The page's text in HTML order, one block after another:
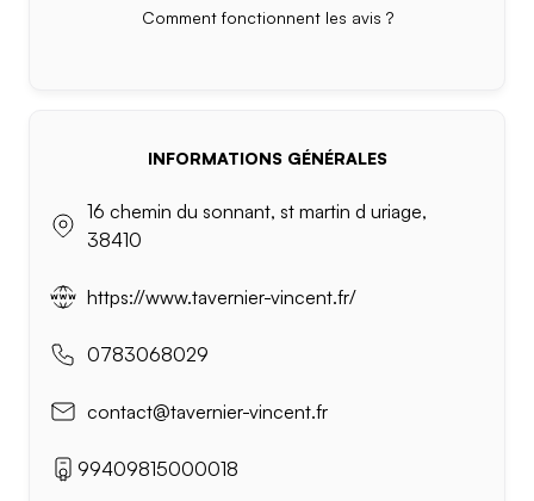
Comment fonctionnent les avis ?
INFORMATIONS GÉNÉRALES
16 chemin du sonnant, st martin d uriage,
38410
https://www.tavernier-vincent.fr/
0783068029
contact@tavernier-vincent.fr
99409815000018